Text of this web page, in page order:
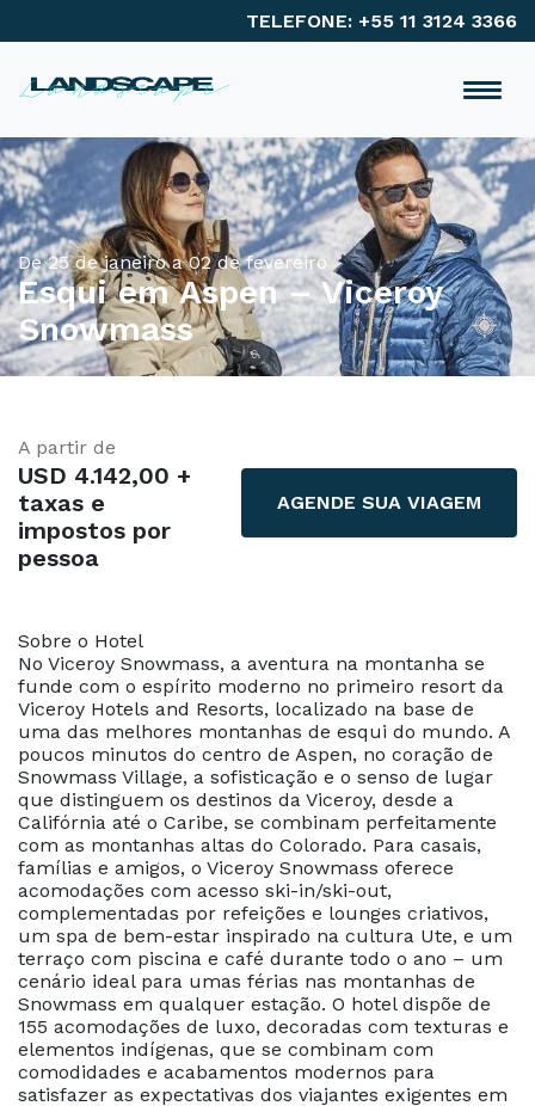
TELEFONE: +55 11 3124 3366
De 25 de janeiro a 02 de fevereiro
Esqui em Aspen – Viceroy
Snowmass
A partir de
USD 4.142,00 +
taxas e
impostos por
pessoa
AGENDE SUA VIAGEM
Sobre o Hotel
No Viceroy Snowmass, a aventura na montanha se
funde com o espírito moderno no primeiro resort da
Viceroy Hotels and Resorts, localizado na base de
uma das melhores montanhas de esqui do mundo. A
poucos minutos do centro de Aspen, no coração de
Snowmass Village, a sofisticação e o senso de lugar
que distinguem os destinos da Viceroy, desde a
Califórnia até o Caribe, se combinam perfeitamente
com as montanhas altas do Colorado. Para casais,
famílias e amigos, o Viceroy Snowmass oferece
acomodações com acesso ski-in/ski-out,
complementadas por refeições e lounges criativos,
um spa de bem-estar inspirado na cultura Ute, e um
terraço com piscina e café durante todo o ano – um
cenário ideal para umas férias nas montanhas de
Snowmass em qualquer estação. O hotel dispõe de
155 acomodações de luxo, decoradas com texturas e
elementos indígenas, que se combinam com
comodidades e acabamentos modernos para
satisfazer as expectativas dos viajantes exigentes em